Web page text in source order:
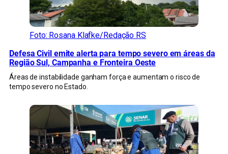
Foto: Rosana Klafke/Redação RS
Defesa Civil emite alerta para tempo severo em áreas da
Região Sul, Campanha e Fronteira Oeste
Áreas de instabilidade ganham força e aumentam o risco de
tempo severo no Estado.